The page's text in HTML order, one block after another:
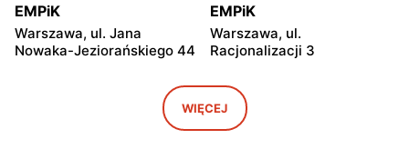
EMPiK
Warszawa, ul. Jana
Nowaka-Jeziorańskiego 44
EMPiK
Warszawa, ul.
Racjonalizacji 3
Warszawa, ul. Bukowa 25
EMPiK
Warszawa, ul. Górczewska
124
WIĘCEJ